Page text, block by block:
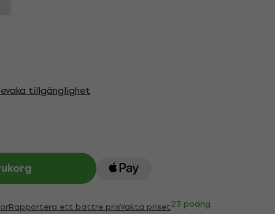
tillgänglighet
Rapportera ett bättre prisVakta priset23 poäng